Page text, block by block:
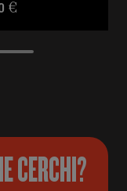
€
CERCHI?